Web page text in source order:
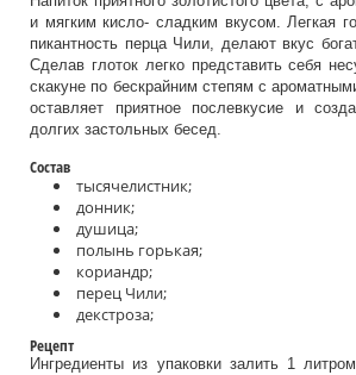
и мягким кисло- сладким вкусом. Легкая
пикантность перца Чили, делают вкус
Сделав глоток легко представить себя
скакуне по бескрайним степям с
оставляет приятное послевкусие и
долгих застольных бесед.
Состав
тысячелистник;
донник;
душица;
полынь горькая;
кориандр;
перец Чили;
декстроза;
Рецепт
Ингредиенты из упаковки залить 1